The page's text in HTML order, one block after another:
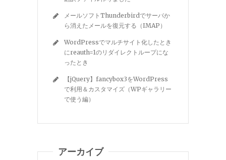
メールソフトThunderbirdでサーバか
ら消えたメールを復元する（IMAP）
WordPressでマルチサイト化したとき
にreauth=1のリダイレクトループにな
ったとき
【jQuery】fancybox3をWordPress
で利用＆カスタマイズ（WPギャラリー
で使う編）
アーカイブ